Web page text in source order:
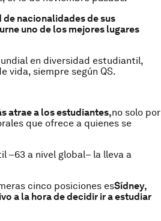
nacionalidades de sus
uno de los mejores lugares
en diversidad estudiantil,
vida, siempre según QS.
atrae a los estudiantes,no solo por
que ofrece a quienes se
–63 a nivel global– la lleva a
cinco posiciones esSídney,
a la hora de decidir ir a estudiar